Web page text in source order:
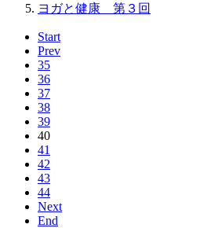
ヨガと健康 第３回
Start
Prev
35
36
37
38
39
40
41
42
43
44
Next
End